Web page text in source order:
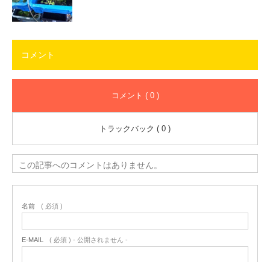
コメント
コメント ( 0 )
トラックバック ( 0 )
この記事へのコメントはありません。
名前 ( 必須 )
E-MAIL ( 必須 ) - 公開されません -